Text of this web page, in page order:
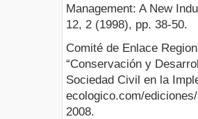
Management: A New
12, 2 (1998), pp. 38-50.
Comité de Enlace
“Conservación y
Sociedad Civil en la
ecologico.com/
2008.